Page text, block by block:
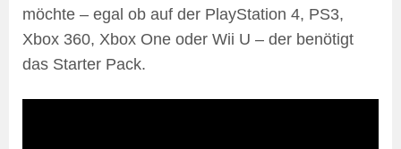
möchte – egal ob auf der PlayStation 4, PS3,
Xbox 360, Xbox One oder Wii U – der benötigt
das Starter Pack.